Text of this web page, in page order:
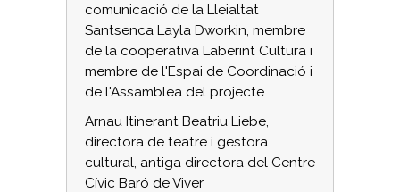
comunicació de la Lleialtat
Santsenca Layla Dworkin, membre
de la cooperativa Laberint Cultura i
membre de l'Espai de Coordinació i
de l'Assamblea del projecte
Arnau Itinerant Beatriu Liebe,
directora de teatre i gestora
cultural, antiga directora del Centre
Cívic Baró de Viver